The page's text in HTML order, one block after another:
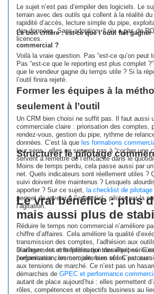
Le sujet n’est pas d’empiler des logiciels. Le
terrain avec des outils qui collent à la réalité du
rapidité d’accès, lecture simple du pipe,
des données. Sans adoption, il n’y a pas de
licences.
Le bon critère : est-ce que l’outil fait gagner
commercial ?
Voilà la vraie question. Pas “est-ce qu’on peut
Pas “est-ce que le reporting est plus complet
que le vendeur gagne du temps utile ? Si la
l’outil finira rejeté.
Former les équipes à la
seulement à l’outil
Un CRM bien choisi ne suffit pas. Il faut aussi
commerciale claire : priorisation des comptes,
rendez-vous, gestion du pipe, rythme de
données. C’est là que les formations
leur sens : elles ne servent pas à “cocher une
servent à remettre de l’efficacité dans le
Structurer le pilotage
Moins de temps perdu, cela passe aussi par
net. Quels indicateurs sont réellement utiles ?
suivi doivent être maintenus ? Lesquels
apporter ? Sur ce sujet, la checklist de pilotage
permet de revenir à l’essentiel : piloter par la
l’agitation.
Le vrai bénéfice : plus
mais aussi plus de
Réduire le temps non commercial n’améliore
chiffre d’affaires. Cela améliore la qualité
transmission des comptes, l’adhésion aux
management et la fidélisation des équipes.
performance commerciale, bien sûr. C’est
D’ailleurs, les entreprises qui travaillent
l’organisation, les compétences et les
aux tensions de marché. Ce n’est pas un
démarches de GPEC et performance
autant de place aujourd’hui : elles permettent
rôles, compétences et objectifs business au